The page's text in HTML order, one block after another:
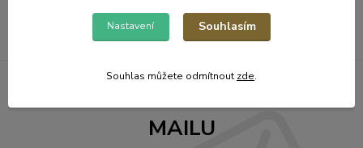
Zobrazit všechny články
MAILU
Nastavení Souhlasím
Souhlas můžete odmítnout zde.